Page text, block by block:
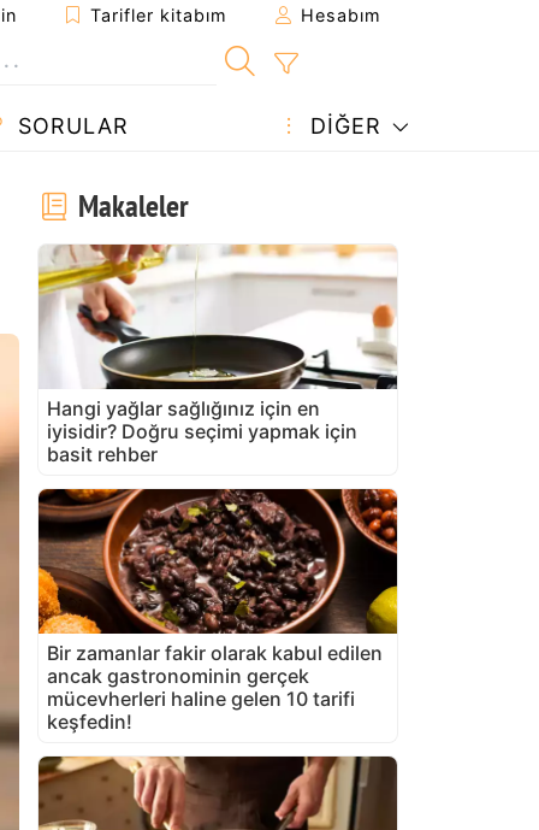
Tarifler kitabım Hesabım
SORULAR DIĞER
Makaleler
Hangi yağlar sağlığınız için en
iyisidir? Doğru seçimi yapmak için
basit rehber
Bir zamanlar fakir olarak kabul edilen
ancak gastronominin gerçek
mücevherleri haline gelen 10 tarifi
keşfedin!